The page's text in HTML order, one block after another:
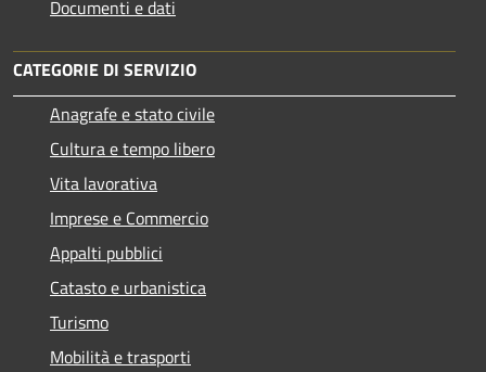
Documenti e dati
CATEGORIE DI SERVIZIO
Anagrafe e stato civile
Cultura e tempo libero
Vita lavorativa
Imprese e Commercio
Appalti pubblici
Catasto e urbanistica
Turismo
Mobilità e trasporti